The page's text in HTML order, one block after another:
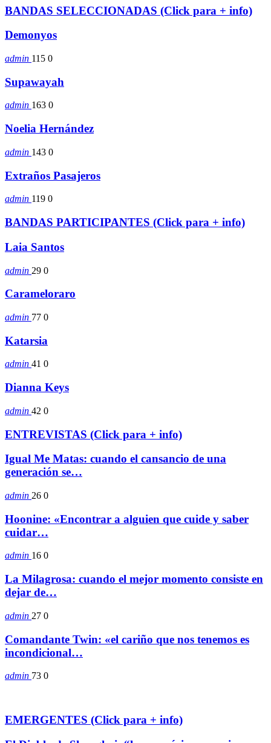
BANDAS SELECCIONADAS (Click para + info)
Demonyos
admin 115 0
Supawayah
admin 163 0
Noelia Hernández
admin 143 0
Extraños Pasajeros
admin 119 0
BANDAS PARTICIPANTES (Click para + info)
Laia Santos
admin 29 0
Carameloraro
admin 77 0
Katarsia
admin 41 0
Dianna Keys
admin 42 0
ENTREVISTAS (Click para + info)
Igual Me Matas: cuando el cansancio de una
generación se…
admin 26 0
Hoonine: «Encontrar a alguien que cuide y saber
cuidar…
admin 16 0
La Milagrosa: cuando el mejor momento consiste en
dejar de…
admin 27 0
Comandante Twin: «el cariño que nos tenemos es
incondicional…
admin 73 0
EMERGENTES (Click para + info)